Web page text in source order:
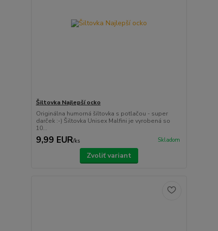
Šiltovka Najlepší ocko
Originálna humorná šiltovka s potlačou - super
darček :-) Šiltovka Unisex Malfini je vyrobená so
10...
9,99 EUR/ks Skladom
Zvoliť variant